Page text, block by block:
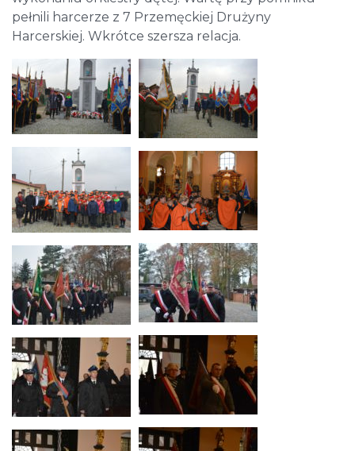
pełnili harcerze z 7 Przemęckiej Drużyny
Harcerskiej. Wkrótce szersza relacja.